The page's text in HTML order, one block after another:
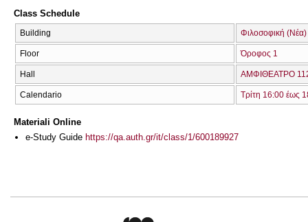
Class Schedule
Building Φιλοσοφική (Νέα)
Floor Όροφος 1
Hall ΑΜΦΙΘΕΑΤΡΟ
Calendario Τρίτη 16:00 έως
Materiali Online
e-Study Guide https://qa.auth.gr/it/class/1/600189927